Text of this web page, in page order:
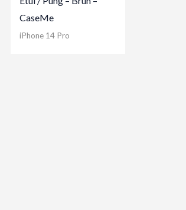
CaseMe
iPhone 14 Pro